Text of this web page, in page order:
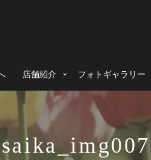
店舗紹介 フォトギャラリー